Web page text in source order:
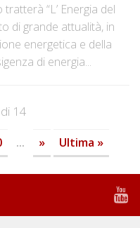
“L’ Energia del
di grande attualità, in
energetica e della
di energia...
14
... » Ultima »